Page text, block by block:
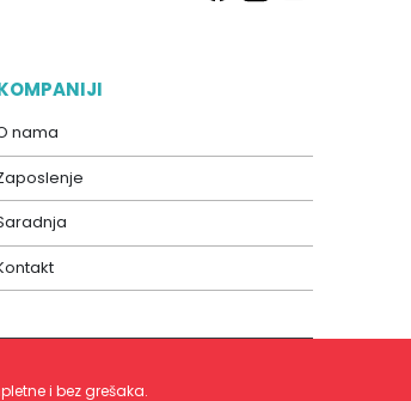
nama
i bez grešaka.